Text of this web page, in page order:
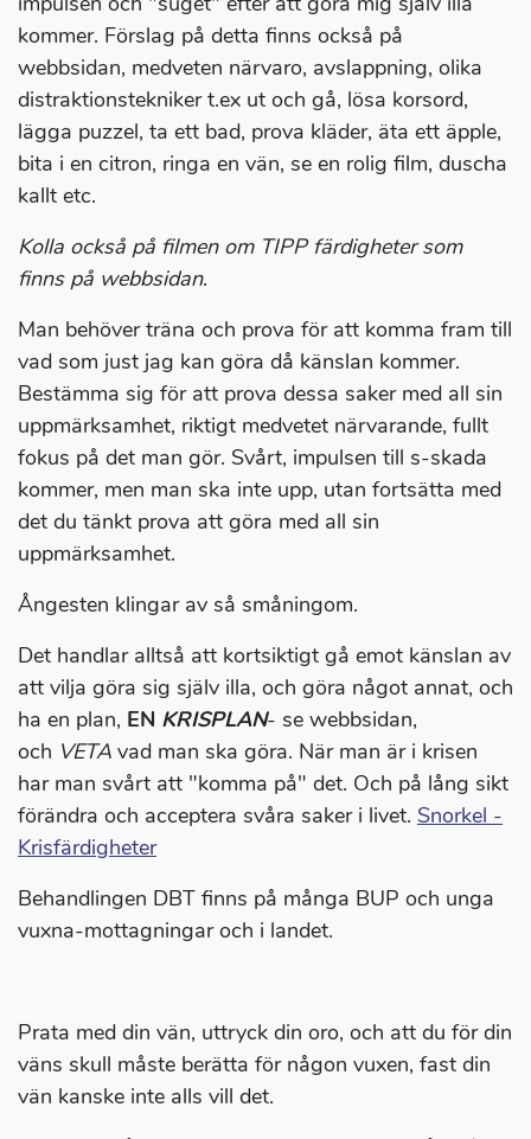
kommer. Förslag på detta finns också på
webbsidan, medveten närvaro, avslappning, olika
distraktionstekniker t.ex ut och gå, lösa korsord,
lägga puzzel, ta ett bad, prova kläder, äta ett äpple,
bita i en citron, ringa en vän, se en rolig film, duscha
kallt etc.
Kolla också på filmen om TIPP färdigheter som
finns på webbsidan.
Man behöver träna och prova för att komma fram till
vad som just jag kan göra då känslan kommer.
Bestämma sig för att prova dessa saker med all sin
uppmärksamhet, riktigt medvetet närvarande, fullt
fokus på det man gör. Svårt, impulsen till s-skada
kommer, men man ska inte upp, utan fortsätta med
det du tänkt prova att göra med all sin
uppmärksamhet.
Ångesten klingar av så småningom.
Det handlar alltså att kortsiktigt gå emot känslan av
att vilja göra sig själv illa, och göra något annat, och
ha en plan, EN KRISPLAN- se webbsidan,
och VETA vad man ska göra. När man är i krisen
har man svårt att "komma på" det. Och på lång sikt
förändra och acceptera svåra saker i livet. Snorkel -
Krisfärdigheter
Behandlingen DBT finns på många BUP och unga
vuxna-mottagningar och i landet.
Prata med din vän, uttryck din oro, och att du för din
väns skull måste berätta för någon vuxen, fast din
vän kanske inte alls vill det.